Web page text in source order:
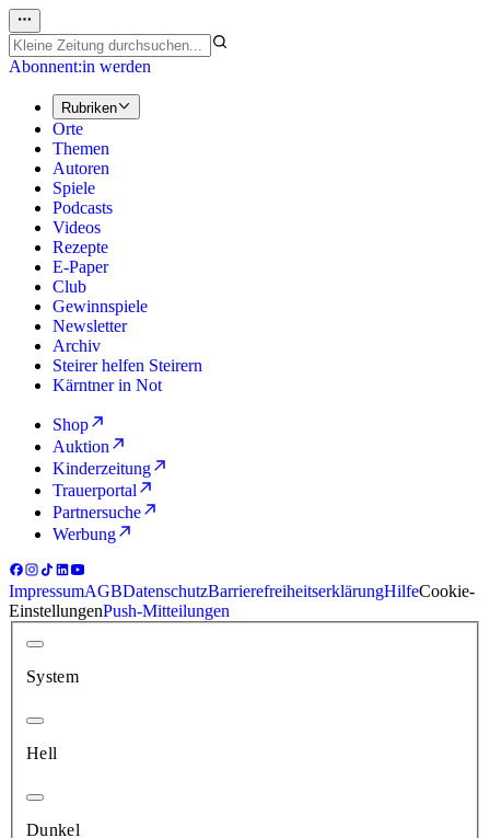
Abonnent:in werden
Rubriken
Orte
Themen
Autoren
Spiele
Podcasts
Videos
Rezepte
E-Paper
Club
Gewinnspiele
Newsletter
Archiv
Steirer helfen Steirern
Kärntner in Not
Shop
Auktion
Kinderzeitung
Trauerportal
Partnersuche
Werbung
ImpressumAGBDatenschutzBarrierefreiheitserklärungHilfeCookie-
EinstellungenPush-Mitteilungen
System
Hell
Dunkel